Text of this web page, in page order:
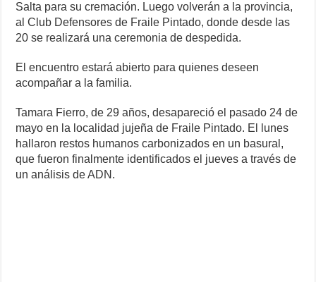
Salta para su cremación. Luego volverán a la provincia,
al Club Defensores de Fraile Pintado, donde desde las
20 se realizará una ceremonia de despedida.
El encuentro estará abierto para quienes deseen
acompañar a la familia.
Tamara Fierro, de 29 años, desapareció el pasado 24 de
mayo en la localidad jujeña de Fraile Pintado. El lunes
hallaron restos humanos carbonizados en un basural,
que fueron finalmente identificados el jueves a través de
un análisis de ADN.